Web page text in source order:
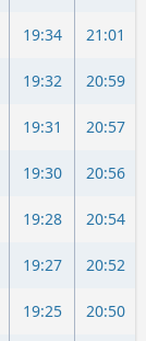
19:34 21:01
19:32 20:59
19:31 20:57
19:30 20:56
19:28 20:54
19:27 20:52
19:25 20:50